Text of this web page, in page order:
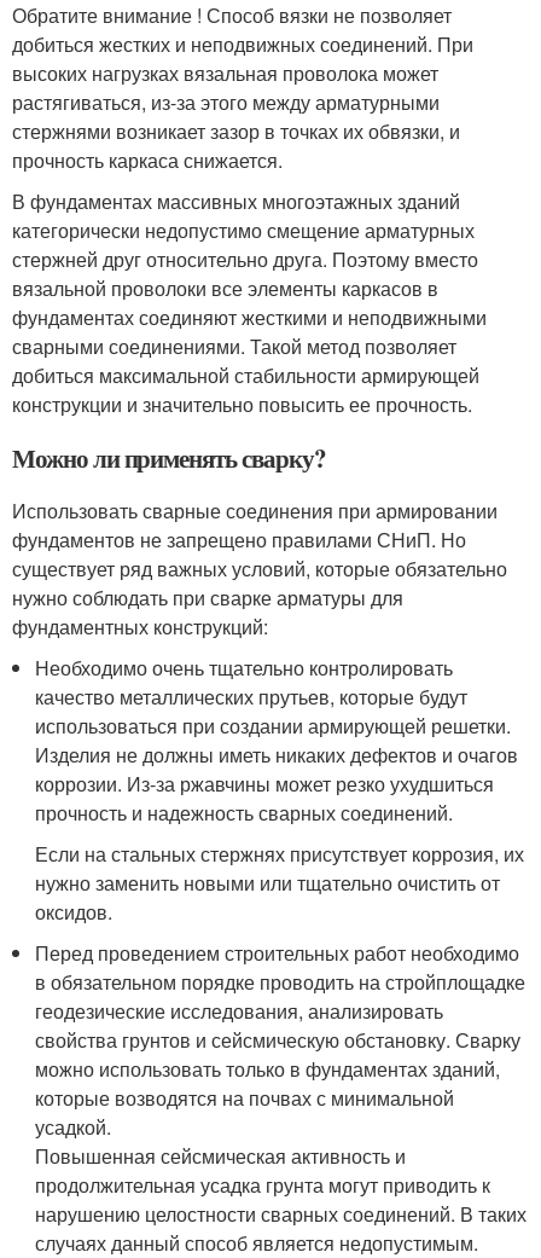
Обратите внимание ! Способ вязки не позволяет
добиться жестких и неподвижных соединений. При
высоких нагрузках вязальная проволока может
растягиваться, из-за этого между арматурными
стержнями возникает зазор в точках их обвязки, и
прочность каркаса снижается.
В фундаментах массивных многоэтажных зданий
категорически недопустимо смещение арматурных
стержней друг относительно друга. Поэтому вместо
вязальной проволоки все элементы каркасов в
фундаментах соединяют жесткими и неподвижными
сварными соединениями. Такой метод позволяет
добиться максимальной стабильности армирующей
конструкции и значительно повысить ее прочность.
Можно ли применять сварку?
Использовать сварные соединения при армировании
фундаментов не запрещено правилами СНиП. Но
существует ряд важных условий, которые обязательно
нужно соблюдать при сварке арматуры для
фундаментных конструкций:
Необходимо очень тщательно контролировать
качество металлических прутьев, которые будут
использоваться при создании армирующей решетки.
Изделия не должны иметь никаких дефектов и очагов
коррозии. Из-за ржавчины может резко ухудшиться
прочность и надежность сварных соединений.
Если на стальных стержнях присутствует коррозия, их
нужно заменить новыми или тщательно очистить от
оксидов.
Перед проведением строительных работ необходимо
в обязательном порядке проводить на стройплощадке
геодезические исследования, анализировать
свойства грунтов и сейсмическую обстановку. Сварку
можно использовать только в фундаментах зданий,
которые возводятся на почвах с минимальной
усадкой.
Повышенная сейсмическая активность и
продолжительная усадка грунта могут приводить к
нарушению целостности сварных соединений. В таких
случаях данный способ является недопустимым.